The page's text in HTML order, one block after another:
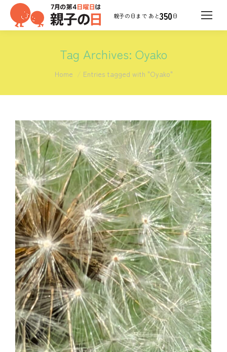
350日
Tag Archives: Oyako
You are here:
Home Entries tagged with "Oyako"